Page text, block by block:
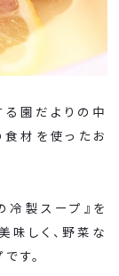
る園だよりの中
材を使ったお
製スープ』を
味しく、野菜な
す。